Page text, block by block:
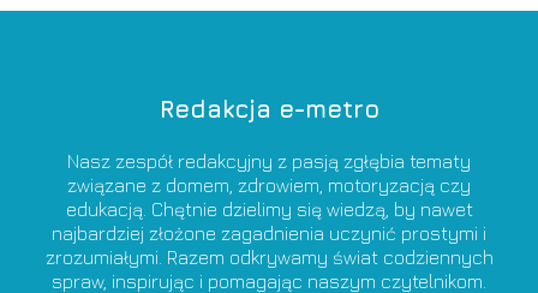
Redakcja e-metro
Nasz zespół redakcyjny z pasją zgłębia tematy
związane z domem, zdrowiem, motoryzacją czy
edukacją. Chętnie dzielimy się wiedzą, by nawet
najbardziej złożone zagadnienia uczynić prostymi i
zrozumiałymi. Razem odkrywamy świat codziennych
spraw, inspirując i pomagając naszym czytelnikom.